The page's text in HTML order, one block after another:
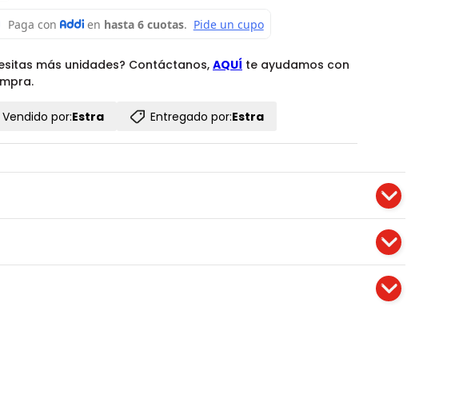
más unidades? Contáctanos, AQUÍ te ayudamos con
Vendido por:Estra Entregado por:Estra